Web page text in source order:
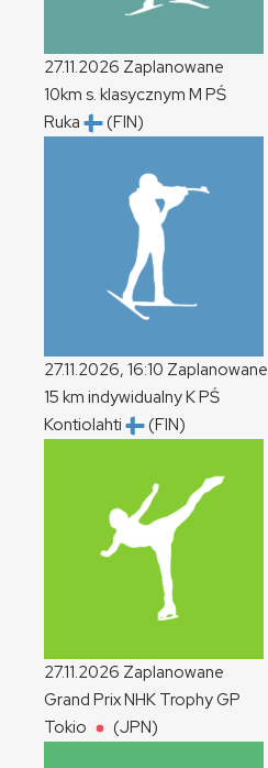
27.11.2026 Zaplanowane
10km s. klasycznym M PŚ
Ruka
(FIN)
27.11.2026, 16:10 Zaplanowane
15 km indywidualnyKPŚ
Kontiolahti
(FIN)
27.11.2026 Zaplanowane
Grand Prix NHK TrophyGP
Tokio
(JPN)